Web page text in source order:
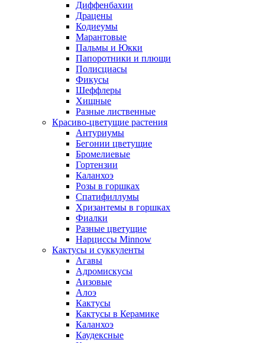
Диффенбахии
Драцены
Кодиеумы
Марантовые
Пальмы и Юкки
Папоротники и плющи
Полисциасы
Фикусы
Шеффлеры
Хищные
Разные лиственные
Красиво-цветущие растения
Антуриумы
Бегонии цветущие
Бромелиевые
Гортензии
Каланхоэ
Розы в горшках
Спатифиллумы
Хризантемы в горшках
Фиалки
Разные цветущие
Нарциссы Minnow
Кактусы и суккуленты
Агавы
Адромискусы
Аизовые
Алоэ
Кактусы
Кактусы в Керамике
Каланхоэ
Каудексные